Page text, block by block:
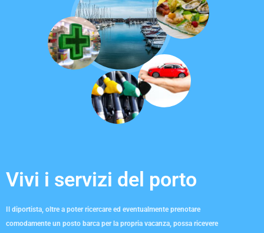
DELLE
MARINE, DEI
PORTI E DEI
GESTORI
Vivi i servizi del porto
Il diportista, oltre a poter ricercare ed eventualmente prenotare
comodamente un posto barca per la propria vacanza, possa ricevere